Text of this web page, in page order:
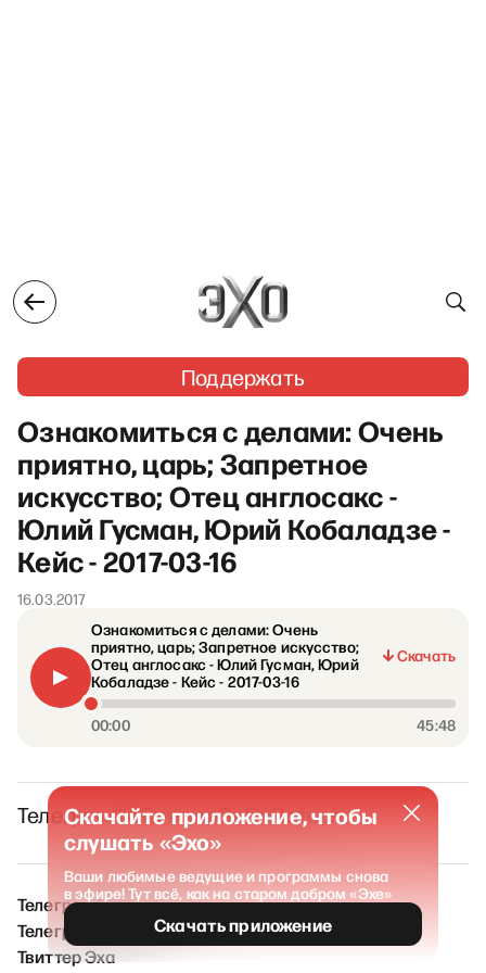
Поддержать
Ознакомиться с делами: Очень
приятно, царь; Запретное
искусство; Отец англосакс -
Юлий Гусман, Юрий Кобаладзе -
Кейс - 2017-03-16
16.03.2017
Ознакомиться с делами: Очень
приятно, царь; Запретное искусство;
Отец англосакс - Юлий Гусман, Юрий
Кобаладзе - Кейс - 2017-03-16
Скачать
00:00 45:48
ТелеграмФбТвиттерВкОкВотсап
Скачайте приложение, чтобы
слушать «Эхо»
Ваши любимые ведущие и программы снова
в эфире! Тут всё, как на старом добром «Эхе»
Скачать приложение
Телеграм ЭХО / Новости
Телеграм ЭХО FM
Твиттер Эха